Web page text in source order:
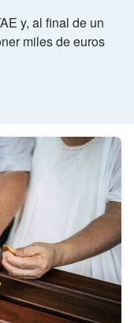
y, al final de un
miles de euros